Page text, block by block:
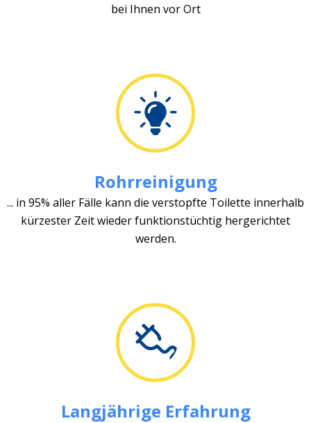
bei Ihnen vor Ort
Rohrreinigung
... in 95% aller Fälle kann die verstopfte Toilette innerhalb
kürzester Zeit wieder funktionstüchtig hergerichtet
werden.
Langjährige Erfahrung